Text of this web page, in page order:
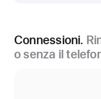
Connessioni.
o senza il